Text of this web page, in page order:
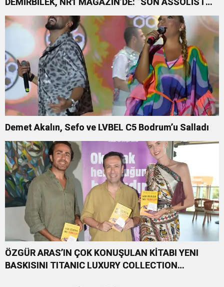
OLARAK VAR OLACAĞIM!”
Demet Akalın, Sefo ve LVBEL C5 Bodrum’u Salladı
ÖZGÜR ARAS’IN ÇOK KONUŞULAN KİTABI YENI
BASKISINI TITANIC LUXURY COLLECTION